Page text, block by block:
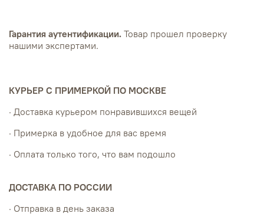
Гарантия аутентификации. Товар прошел проверку
нашими экспертами.
КУРЬЕР С ПРИМЕРКОЙ ПО МОСКВЕ
· Доставка курьером понравившихся вещей
· Примерка в удобное для вас время
· Оплата только того, что вам подошло
ДОСТАВКА ПО РОССИИ
· Отправка в день заказа